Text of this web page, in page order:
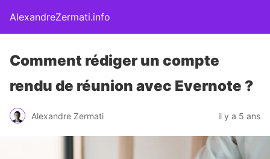
AlexandreZermati.info
Comment rédiger un compte
rendu de réunion avec Evernote ?
Alexandre Zermati il y a 5 ans